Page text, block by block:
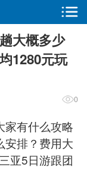
大概多少
1280元玩
0
家有什么攻略
安排？费用大
亚5日游跟团